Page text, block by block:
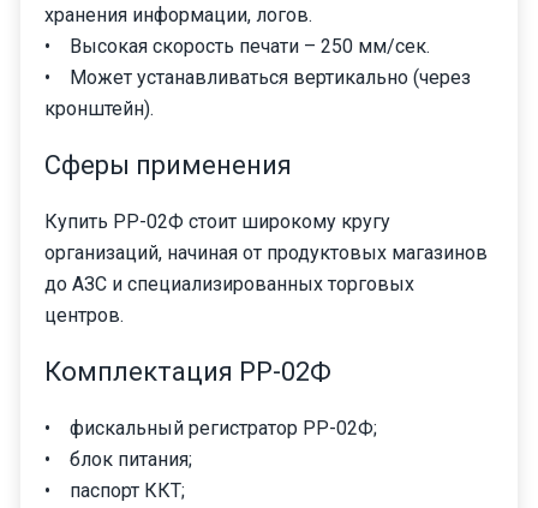
хранения информации, логов.
• Высокая скорость печати – 250 мм/сек.
• Может устанавливаться вертикально (через
кронштейн).
Сферы применения
Купить РР-02Ф стоит широкому кругу
организаций, начиная от продуктовых магазинов
до АЗС и специализированных торговых
центров.
Комплектация РР-02Ф
• фискальный регистратор РР-02Ф;
• блок питания;
• паспорт ККТ;